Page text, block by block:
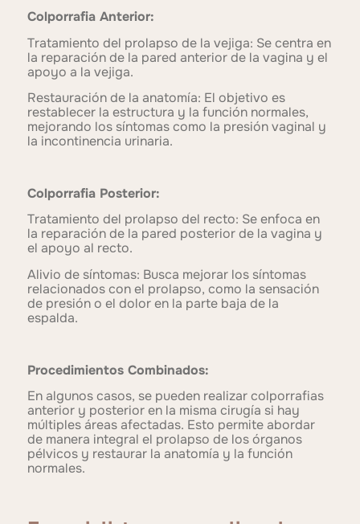
Colporrafia Anterior:
Tratamiento del prolapso de la vejiga: Se centra en
la reparación de la pared anterior de la vagina y el
apoyo a la vejiga.
Restauración de la anatomía: El objetivo es
restablecer la estructura y la función normales,
mejorando los síntomas como la presión vaginal y
la incontinencia urinaria.
Colporrafia Posterior:
Tratamiento del prolapso del recto: Se enfoca en
la reparación de la pared posterior de la vagina y
el apoyo al recto.
Alivio de síntomas: Busca mejorar los síntomas
relacionados con el prolapso, como la sensación
de presión o el dolor en la parte baja de la
espalda.
Procedimientos Combinados:
En algunos casos, se pueden realizar colporrafias
anterior y posterior en la misma cirugía si hay
múltiples áreas afectadas. Esto permite abordar
de manera integral el prolapso de los órganos
pélvicos y restaurar la anatomía y la función
normales.